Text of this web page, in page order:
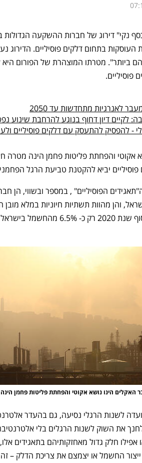
פוסיליים.
לאנרגיות מתחדשות עד 2050
לקיים דיון דחוף בנוגע להרחבת שינוע
יביא להקטנת טביעת הרגל
האקלים הינו נושא אקוטי והפחתת פליטות פחמן